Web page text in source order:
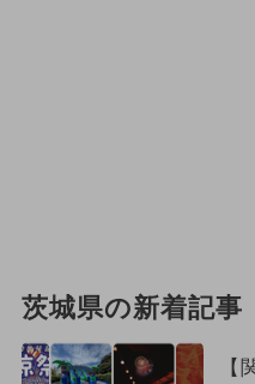
茨城県の新着記事
【